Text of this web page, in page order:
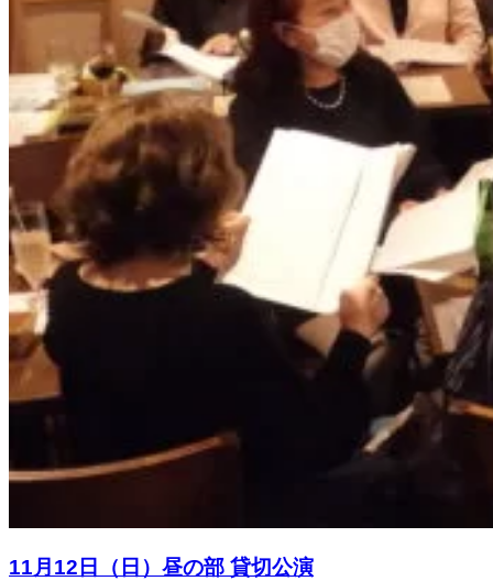
11月12日（日）昼の部 貸切公演